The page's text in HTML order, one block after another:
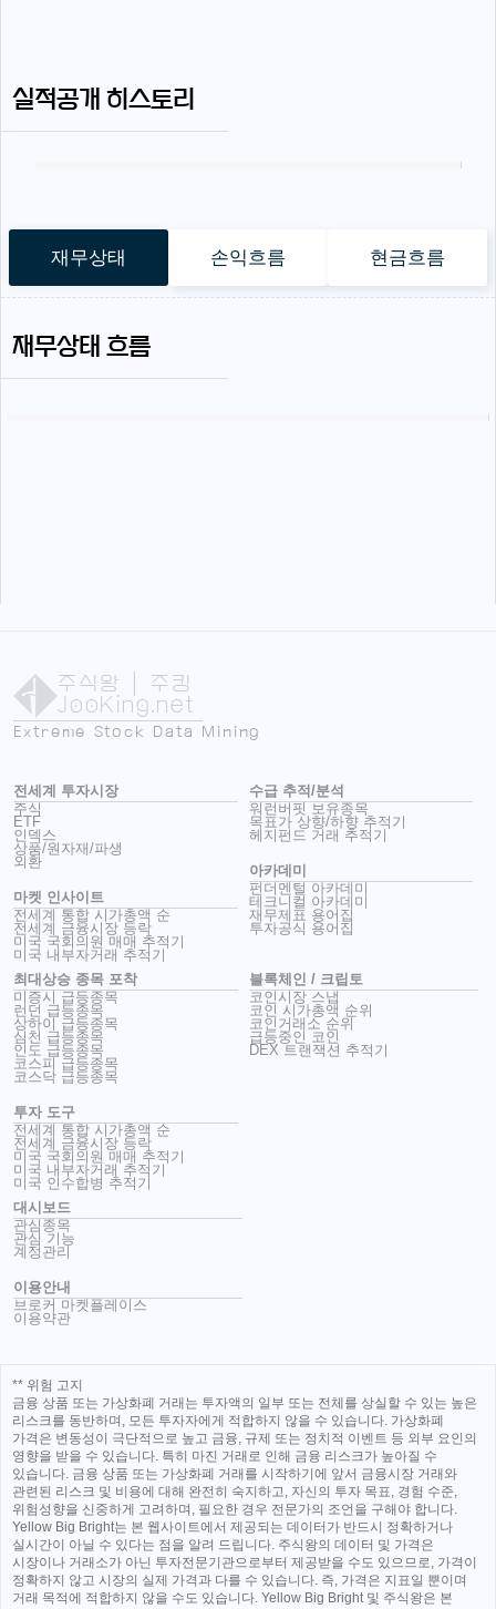
실적공개 히스토리
재무상태 손익흐름 현금흐름
재무상태 흐름
주식왕 | 주킹
JooKing.net
Extreme Stock Data Mining
전세계 투자시장
주식
ETF
인덱스
상품/원자재/파생
외환
마켓 인사이트
전세계 통합 시가총액 순
전세계 금융시장 등락
미국 국회의원 매매 추적기
미국 내부자거래 추적기
수급 추적/분석
워런버핏 보유종목
목표가 상향/하향 추적기
헤지펀드 거래 추적기
아카데미
펀더멘털 아카데미
테크니컬 아카데미
재무제표 용어집
투자공식 용어집
최대상승 종목 포착
미증시 급등종목
런던 급등종목
상하이 급등종목
심천 급등종목
인도 급등종목
코스피 급등종목
코스닥 급등종목
투자 도구
전세계 통합 시가총액 순
전세계 금융시장 등락
미국 국회의원 매매 추적기
미국 내부자거래 추적기
미국 인수합병 추적기
블록체인 / 크립토
코인시장 스냅
코인 시가총액 순위
코인거래소 순위
급등중인 코인
DEX 트랜잭션 추적기
대시보드
관심종목
관심 기능
계정관리
이용안내
브로커 마켓플레이스
이용약관
** 위험 고지
금융 상품 또는 가상화폐 거래는 투자액의 일부 또는 전체를 상실할 수 있는 높은
리스크를 동반하며, 모든 투자자에게 적합하지 않을 수 있습니다. 가상화폐
가격은 변동성이 극단적으로 높고 금융, 규제 또는 정치적 이벤트 등 외부 요인의
영향을 받을 수 있습니다. 특히 마진 거래로 인해 금융 리스크가 높아질 수
있습니다. 금융 상품 또는 가상화폐 거래를 시작하기에 앞서 금융시장 거래와
관련된 리스크 및 비용에 대해 완전히 숙지하고, 자신의 투자 목표, 경험 수준,
위험성향을 신중하게 고려하며, 필요한 경우 전문가의 조언을 구해야 합니다.
Yellow Big Bright는 본 웹사이트에서 제공되는 데이터가 반드시 정확하거나
실시간이 아닐 수 있다는 점을 알려 드립니다. 주식왕의 데이터 및 가격은
시장이나 거래소가 아닌 투자전문기관으로부터 제공받을 수도 있으므로, 가격이
정확하지 않고 시장의 실제 가격과 다를 수 있습니다. 즉, 가격은 지표일 뿐이며
거래 목적에 적합하지 않을 수도 있습니다. Yellow Big Bright 및 주식왕은 본